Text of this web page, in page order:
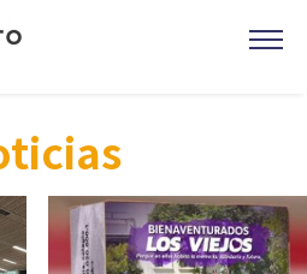
al contenido